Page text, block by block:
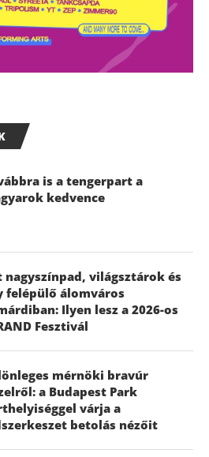
is a tengerpart a
kedvence
nagyszínpad, világsztárok és
felépülő álomváros
Ilyen lesz a 2026-os
Fesztivál
mérnöki bravúr
a Budapest Park
várja a
betolás nézőit